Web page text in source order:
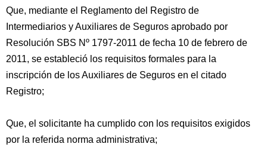
Que, mediante el Reglamento del Registro de
Intermediarios y Auxiliares de Seguros aprobado por
Resolución SBS Nº 1797-2011 de fecha 10 de febrero de
2011, se estableció los requisitos formales para la
inscripción de los Auxiliares de Seguros en el citado
Registro;
Que, el solicitante ha cumplido con los requisitos exigidos
por la referida norma administrativa;